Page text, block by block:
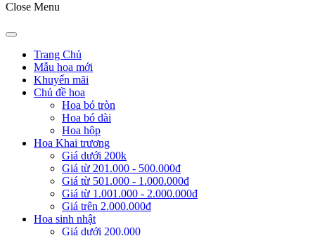
Close Menu
Trang Chủ
Mẫu hoa mới
Khuyến mãi
Chủ đề hoa
Hoa bó tròn
Hoa bó dài
Hoa hộp
Hoa Khai trương
Giá dưới 200k
Giá từ 201.000 - 500.000đ
Giá từ 501.000 - 1.000.000đ
Giá từ 1.001.000 - 2.000.000đ
Giá trên 2.000.000đ
Hoa sinh nhật
Giá dưới 200.000